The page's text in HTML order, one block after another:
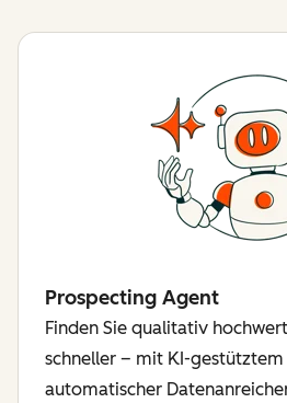
Prospecting Agent
Finden Sie qualitativ
schneller – mit KI-
automatischer